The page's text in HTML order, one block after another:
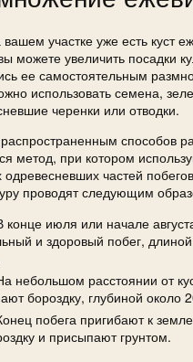
участке уже есть куст
можете увеличить посадки
ее самостоятельным
использовать семена,
черенки или отводки.
способов
метод, при котором
одревесневших частей
проводят следующим
конце июля или начале
и здоровый побег,
небольшом расстоянии от
бороздку, глубиной около
побега пригибают к
и присыпают грунтом.